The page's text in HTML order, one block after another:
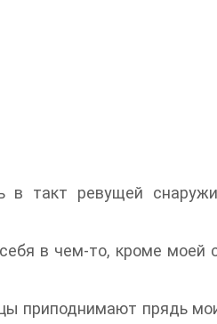
в такт ревущей
в чем-то, кроме моей
приподнимают прядь